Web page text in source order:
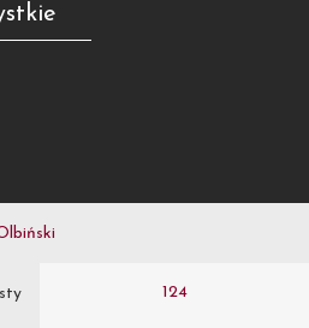
124